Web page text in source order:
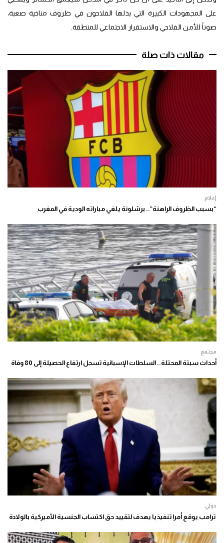
على المجهودات الكبيرة التي بذلها الفلاحون في ظروف مناخية صعبة،
صوناً للأمن الفلاحي والاستقرار الاجتماعي للمنطقة.
مقالات ذات صلة
إعلام
“بسبب الظروف الراهنة”.. برشلونة يلغي مباراته الودية في المغرب
مجتمع
أحداث سبتة المحتلة.. السلطات الإسبانية تسجل ارتفاع الحصيلة إلى 80 وفاة
دولي
ترامب يوقع أمرا تنفيذيا يهدف لتقييد حق اكتساب الجنسية الأميركية بالولادة